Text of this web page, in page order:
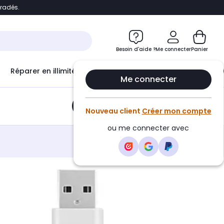
Accéder directement au chatbot
Besoin d'aide ?Me connecter
Me connecter
Nouveau client Créer mon compte
ou me connecter avec
Panier
Réparer en illimité avec Le Club Infinity
Ajouter au panier